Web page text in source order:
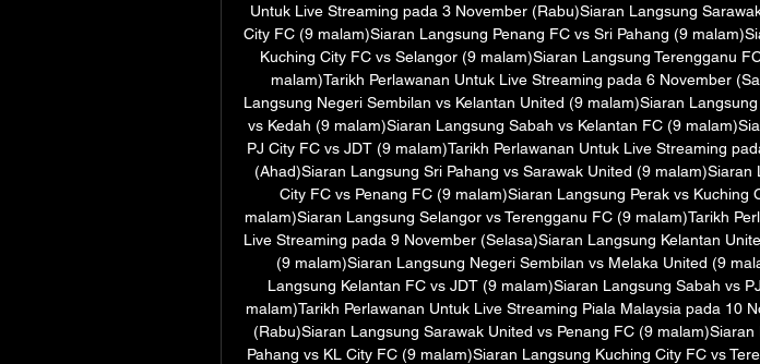
Untuk Live Streaming pada 3 November (Rabu)Siaran Langsung
City FC (9 malam)Siaran Langsung Penang FC vs Sri Pahang (9
Kuching City FC vs Selangor (9 malam)Siaran Langsung Terengganu
malam)Tarikh Perlawanan Untuk Live Streaming pada 6 November
Langsung Negeri Sembilan vs Kelantan United (9 malam)Siaran
vs Kedah (9 malam)Siaran Langsung Sabah vs Kelantan FC (9
PJ City FC vs JDT (9 malam)Tarikh Perlawanan Untuk Live Streaming
(Ahad)Siaran Langsung Sri Pahang vs Sarawak United (9 malam)Siaran
City FC vs Penang FC (9 malam)Siaran Langsung Perak vs Kuching
malam)Siaran Langsung Selangor vs Terengganu FC (9 malam)Tarikh
Live Streaming pada 9 November (Selasa)Siaran Langsung Kelantan
(9 malam)Siaran Langsung Negeri Sembilan vs Melaka United (9
Langsung Kelantan FC vs JDT (9 malam)Siaran Langsung Sabah vs
malam)Tarikh Perlawanan Untuk Live Streaming Piala Malaysia pada 10
(Rabu)Siaran Langsung Sarawak United vs Penang FC (9 malam)Siaran
Pahang vs KL City FC (9 malam)Siaran Langsung Kuching City FC vs